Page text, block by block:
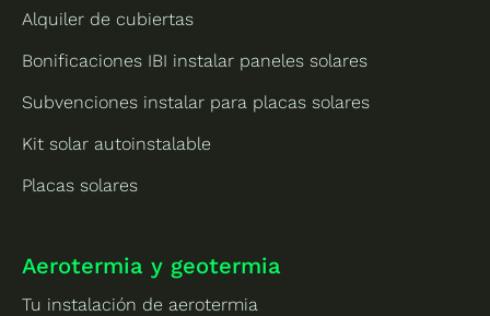
Alquiler de cubiertas
Bonificaciones IBI instalar paneles solares
Subvenciones instalar para placas solares
Kit solar autoinstalable
Placas solares
Aerotermia y geotermia
Tu instalación de aerotermia